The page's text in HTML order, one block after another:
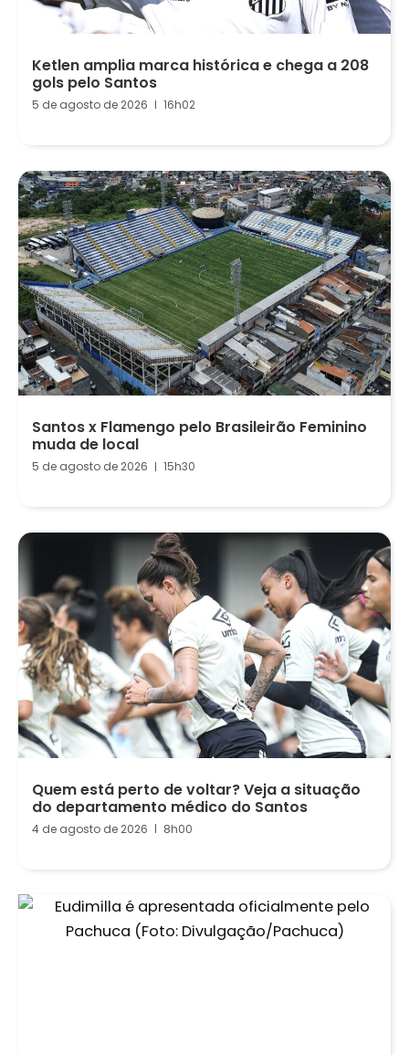
Ketlen amplia marca histórica e chega a 208
gols pelo Santos
5 de agosto de 2026 16h02
Santos x Flamengo pelo Brasileirão Feminino
muda de local
5 de agosto de 2026 15h30
Quem está perto de voltar? Veja a situação
do departamento médico do Santos
4 de agosto de 2026 8h00